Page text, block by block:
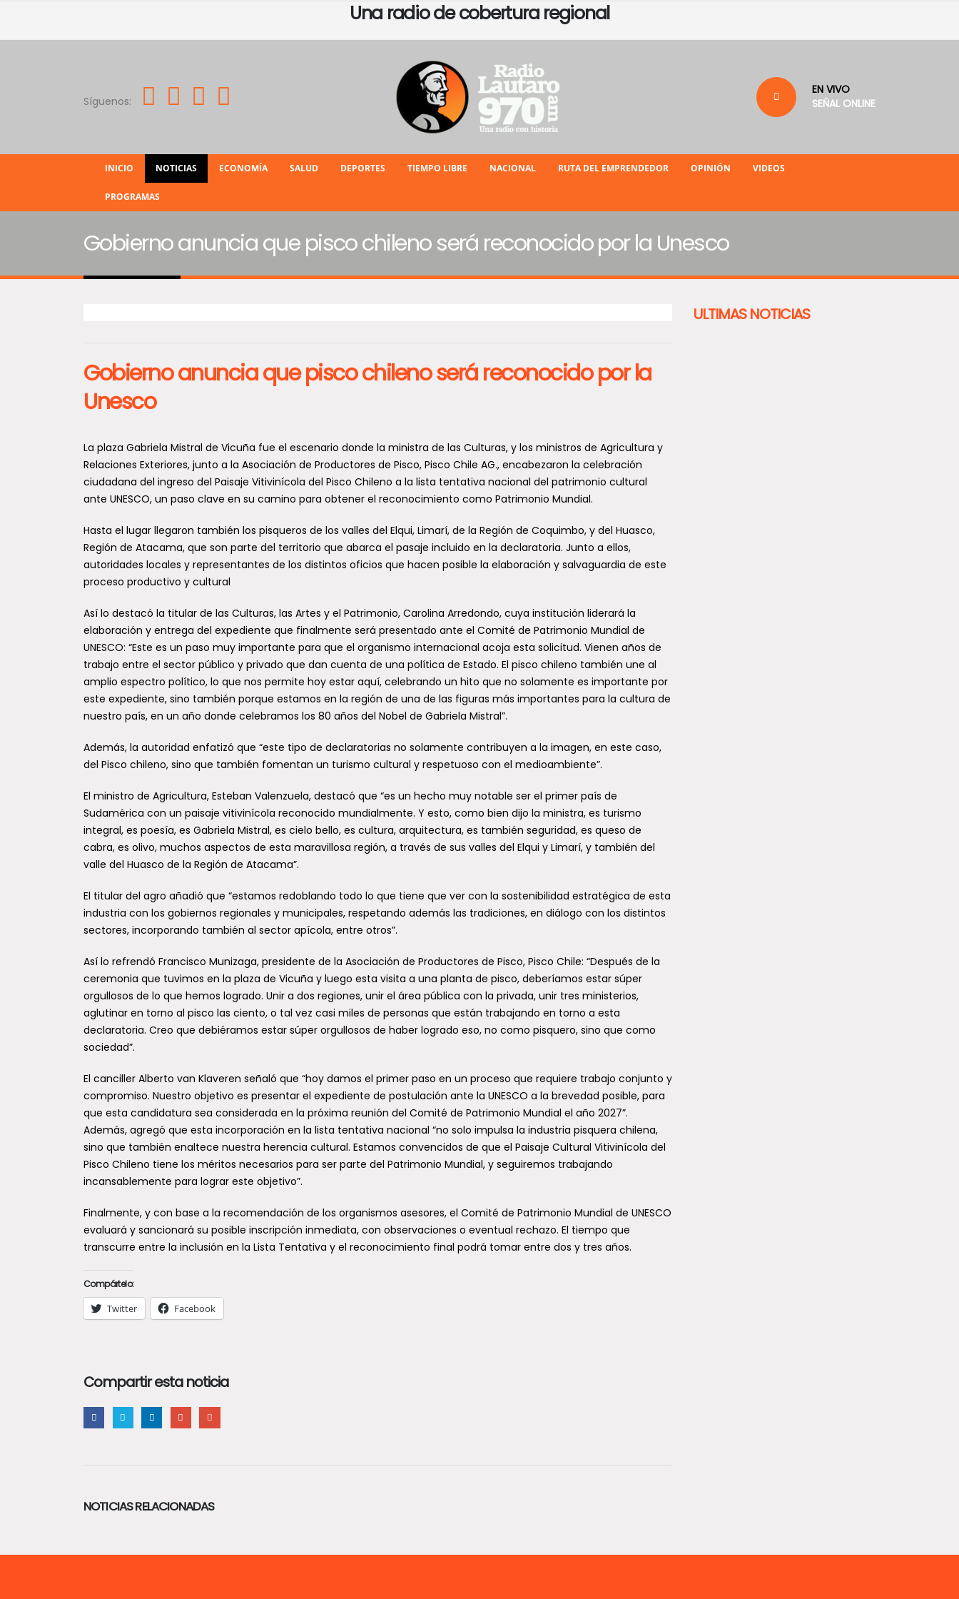
Una radio de cobertura regional
Síguenos:
EN VIVO
SEÑAL ONLINE
INICIO NOTICIAS ECONOMÍA SALUD DEPORTES TIEMPO LIBRE NACIONAL RUTA DEL EMPRENDEDOR OPINIÓN VIDEOS
PROGRAMAS
Gobierno anuncia que pisco chileno será reconocido por la Unesco
Gobierno anuncia que pisco chileno será reconocido por la
Unesco
La plaza Gabriela Mistral de Vicuña fue el escenario donde la ministra de las Culturas, y los ministros de Agricultura y
Relaciones Exteriores, junto a la Asociación de Productores de Pisco, Pisco Chile AG., encabezaron la celebración
ciudadana del ingreso del Paisaje Vitivinícola del Pisco Chileno a la lista tentativa nacional del patrimonio cultural
ante UNESCO, un paso clave en su camino para obtener el reconocimiento como Patrimonio Mundial.
Hasta el lugar llegaron también los pisqueros de los valles del Elqui, Limarí, de la Región de Coquimbo, y del Huasco,
Región de Atacama, que son parte del territorio que abarca el pasaje incluido en la declaratoria. Junto a ellos,
autoridades locales y representantes de los distintos oficios que hacen posible la elaboración y salvaguardia de este
proceso productivo y cultural
Así lo destacó la titular de las Culturas, las Artes y el Patrimonio, Carolina Arredondo, cuya institución liderará la
elaboración y entrega del expediente que finalmente será presentado ante el Comité de Patrimonio Mundial de
UNESCO: “Este es un paso muy importante para que el organismo internacional acoja esta solicitud. Vienen años de
trabajo entre el sector público y privado que dan cuenta de una política de Estado. El pisco chileno también une al
amplio espectro político, lo que nos permite hoy estar aquí, celebrando un hito que no solamente es importante por
este expediente, sino también porque estamos en la región de una de las figuras más importantes para la cultura de
nuestro país, en un año donde celebramos los 80 años del Nobel de Gabriela Mistral”.
Además, la autoridad enfatizó que “este tipo de declaratorias no solamente contribuyen a la imagen, en este caso,
del Pisco chileno, sino que también fomentan un turismo cultural y respetuoso con el medioambiente”.
El ministro de Agricultura, Esteban Valenzuela, destacó que “es un hecho muy notable ser el primer país de
Sudamérica con un paisaje vitivinícola reconocido mundialmente. Y esto, como bien dijo la ministra, es turismo
integral, es poesía, es Gabriela Mistral, es cielo bello, es cultura, arquitectura, es también seguridad, es queso de
cabra, es olivo, muchos aspectos de esta maravillosa región, a través de sus valles del Elqui y Limarí, y también del
valle del Huasco de la Región de Atacama”.
El titular del agro añadió que “estamos redoblando todo lo que tiene que ver con la sostenibilidad estratégica de esta
industria con los gobiernos regionales y municipales, respetando además las tradiciones, en diálogo con los distintos
sectores, incorporando también al sector apícola, entre otros”.
Así lo refrendó Francisco Munizaga, presidente de la Asociación de Productores de Pisco, Pisco Chile: “Después de la
ceremonia que tuvimos en la plaza de Vicuña y luego esta visita a una planta de pisco, deberíamos estar súper
orgullosos de lo que hemos logrado. Unir a dos regiones, unir el área pública con la privada, unir tres ministerios,
aglutinar en torno al pisco las ciento, o tal vez casi miles de personas que están trabajando en torno a esta
declaratoria. Creo que debiéramos estar súper orgullosos de haber logrado eso, no como pisquero, sino que como
sociedad”.
El canciller Alberto van Klaveren señaló que “hoy damos el primer paso en un proceso que requiere trabajo conjunto y
compromiso. Nuestro objetivo es presentar el expediente de postulación ante la UNESCO a la brevedad posible, para
que esta candidatura sea considerada en la próxima reunión del Comité de Patrimonio Mundial el año 2027”.
Además, agregó que esta incorporación en la lista tentativa nacional “no solo impulsa la industria pisquera chilena,
sino que también enaltece nuestra herencia cultural. Estamos convencidos de que el Paisaje Cultural Vitivinícola del
Pisco Chileno tiene los méritos necesarios para ser parte del Patrimonio Mundial, y seguiremos trabajando
incansablemente para lograr este objetivo”.
Finalmente, y con base a la recomendación de los organismos asesores, el Comité de Patrimonio Mundial de UNESCO
evaluará y sancionará su posible inscripción inmediata, con observaciones o eventual rechazo. El tiempo que
transcurre entre la inclusión en la Lista Tentativa y el reconocimiento final podrá tomar entre dos y tres años.
Compártelo:
Twitter Facebook
Compartir esta noticia
NOTICIAS RELACIONADAS
ULTIMAS NOTICIAS